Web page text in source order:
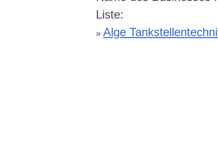
Liste:
» Alge